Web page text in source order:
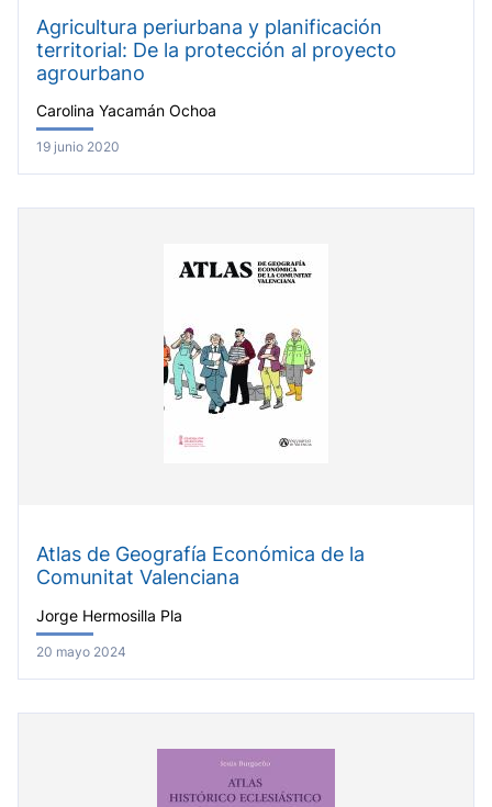
Agricultura periurbana y planificación
territorial: De la protección al proyecto
agrourbano
Carolina Yacamán Ochoa
19 junio 2020
Atlas de Geografía Económica de la
Comunitat Valenciana
Jorge Hermosilla Pla
20 mayo 2024